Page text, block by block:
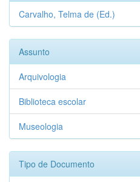
Carvalho, Telma de (Ed.)
Assunto
Arquivologia
Biblioteca escolar
Museologia
Tipo de Documento